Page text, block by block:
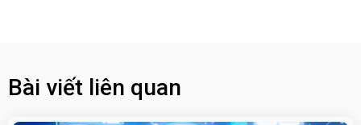
Bài viết liên quan